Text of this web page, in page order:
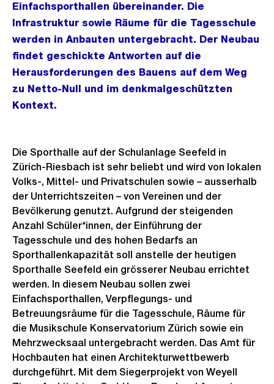
Einfachsporthallen übereinander. Die
Infrastruktur sowie Räume für die Tagesschule
werden in Anbauten untergebracht. Der Neubau
findet geschickte Antworten auf die
Herausforderungen des Bauens auf dem Weg
zu Netto-Null und im denkmalgeschützten
Kontext.
Die Sporthalle auf der Schulanlage Seefeld in
Zürich-Riesbach ist sehr beliebt und wird von lokalen
Volks-, Mittel- und Privatschulen sowie – ausserhalb
der Unterrichtszeiten – von Vereinen und der
Bevölkerung genutzt. Aufgrund der steigenden
Anzahl Schüler*innen, der Einführung der
Tagesschule und des hohen Bedarfs an
Sporthallenkapazität soll anstelle der heutigen
Sporthalle Seefeld ein grösserer Neubau errichtet
werden. In diesem Neubau sollen zwei
Einfachsporthallen, Verpflegungs- und
Betreuungsräume für die Tagesschule, Räume für
die Musikschule Konservatorium Zürich sowie ein
Mehrzwecksaal untergebracht werden. Das Amt für
Hochbauten hat einen Architekturwettbewerb
durchgeführt. Mit dem Siegerprojekt von Weyell